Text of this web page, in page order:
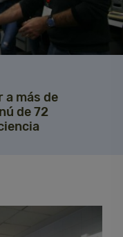
a más de
de 72